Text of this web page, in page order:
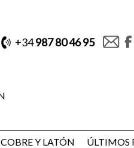
+34987 80 46 95
Y LATÓN
ÚLTIMOS